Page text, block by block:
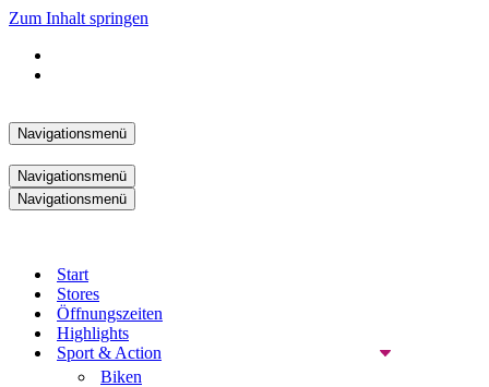
Zum Inhalt springen
Navigationsmenü
Navigationsmenü
Navigationsmenü
Start
Stores
Öffnungszeiten
Highlights
Sport & Action
Biken